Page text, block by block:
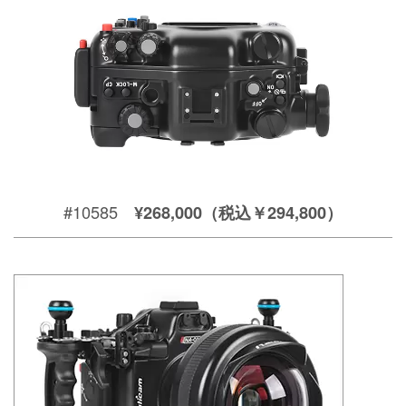
#10585 ¥268,000（税込￥294,800）